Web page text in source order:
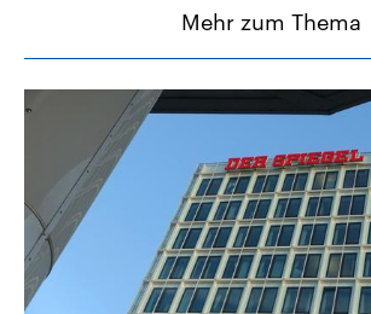
Mehr zum Thema